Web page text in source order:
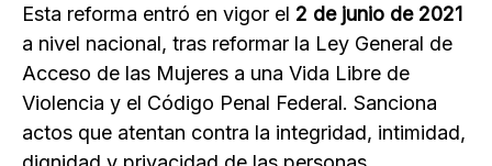
Esta reforma entró en vigor el 2 de junio de 2021
a nivel nacional, tras reformar la Ley General de
Acceso de las Mujeres a una Vida Libre de
Violencia y el Código Penal Federal. Sanciona
actos que atentan contra la integridad, intimidad,